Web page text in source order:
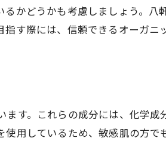
かどうかも考慮しましょう。八
す際には、信頼できるオーガニ
す。これらの成分には、化学成
用しているため、敏感肌の方で